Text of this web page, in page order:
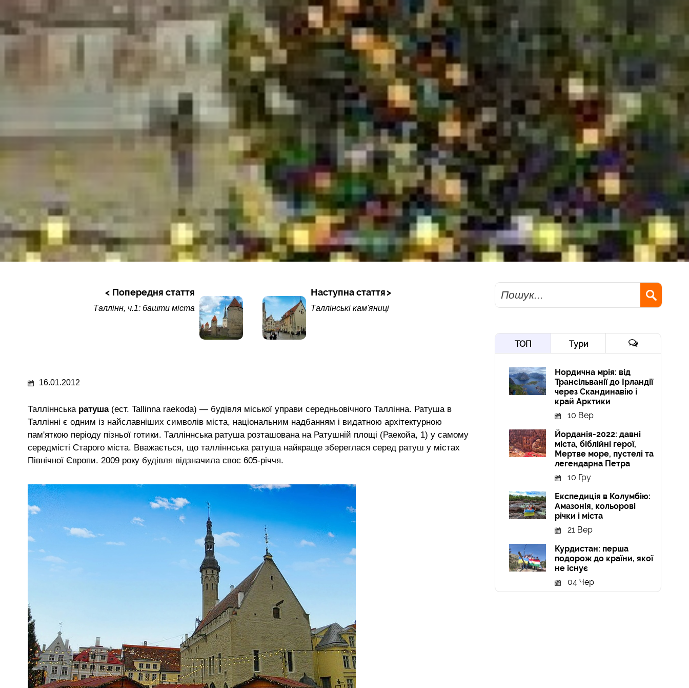
Попередня стаття
Таллінн, ч.1: башти міста
Наступна стаття
Таллінські кам'яниці
16.01.2012
Талліннська ратуша (ест. Tallinna raekoda) — будівля міської управи середньовічного Таллінна. Ратуша в
Таллінні є одним із найславніших символів міста, національним надбанням і видатною архітектурною
пам'яткою періоду пізньої готики. Талліннська ратуша розташована на Ратушній площі (Раекойа, 1) у самому
середмісті Старого міста. Вважається, що талліннська ратуша найкраще збереглася серед ратуш у містах
Північної Європи. 2009 року будівля відзначила своє 605-річчя.
Пошук
ТОП Тури
Нордична мрія: від
Трансільванії до Ірландії
через Скандинавію і
край Арктики
10 Вер
Йорданія-2022: давні
міста, біблійні герої,
Мертве море, пустелі та
легендарна Петра
10 Гру
Експедиція в Колумбію:
Амазонія, кольорові
річки і міста
21 Вер
Курдистан: перша
подорож до країни, якої
не існує
04 Чер